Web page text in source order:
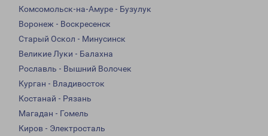
Комсомольск-на-Амуре - Бузулук
Воронеж - Воскресенск
Старый Оскол - Минусинск
Великие Луки - Балахна
Рославль - Вышний Волочек
Курган - Владивосток
Костанай - Рязань
Магадан - Гомель
Киров - Электросталь